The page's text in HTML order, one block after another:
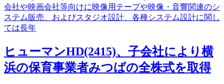
会社や映画会社等向けに映像用テープや映像・音響関連のシ
ステム販売、およびスタジオ設計、各種システム設計に関し
ては長年
ヒューマンHD(2415)、子会社により横
浜の保育事業者みつばの全株式を取得